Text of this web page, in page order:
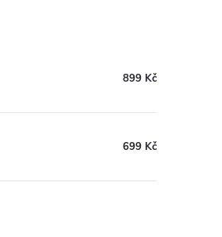
899 Kč
699 Kč